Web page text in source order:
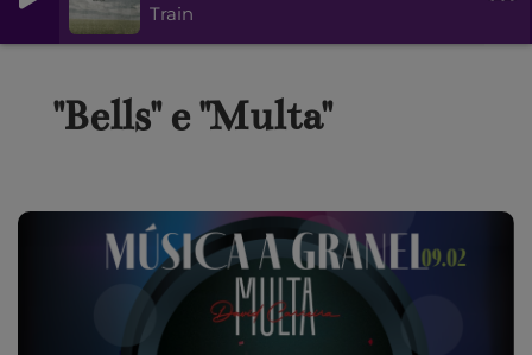
Train
"Bells" e "Multa"